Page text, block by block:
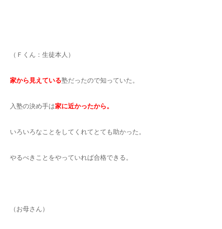
（Ｆくん：生徒本人）
家から見えている塾だったので知っていた。
入塾の決め手は家に近かったから。
いろいろなことをしてくれてとても助かった。
やるべきことをやっていれば合格できる。
（お母さん）